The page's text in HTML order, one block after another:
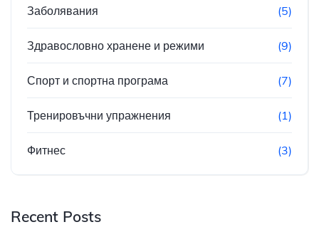
Заболявания (5)
Здравословно хранене и режими (9)
Спорт и спортна програма (7)
Тренировъчни упражнения (1)
Фитнес (3)
Recent Posts